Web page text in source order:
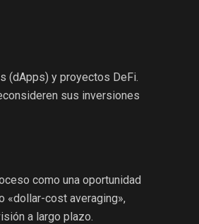
(dApps) y proyectos DeFi.
sus inversiones
como una oportunidad
«dollar-cost averaging»,
a largo plazo.